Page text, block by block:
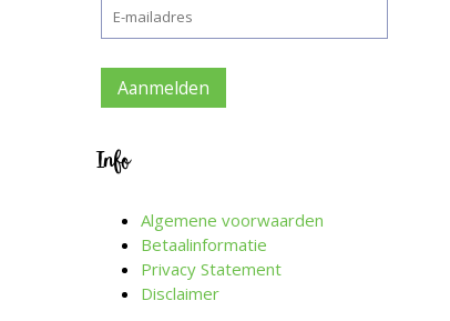
Info
Algemene voorwaarden
Betaalinformatie
Privacy Statement
Disclaimer